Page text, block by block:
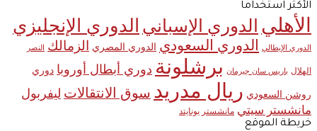
الأكثر استخدامآ
الأهلي الدوري الإسباني الدوري الإنجليزي
الدوري الإيطالي الدوري السعودي الدوري المصري الزمالك النصر
الهلال باريس سان جيرمان برشلونة دوري أبطال أوروبا دوري
روشن السعودي ريال مدريد سوق الانتقالات ليفربول
مانشستر سيتي مانشستر يونايتد
خريطة الموقع